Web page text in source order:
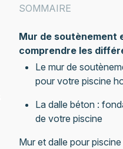
SOMMAIRE
Mur de soutènement
comprendre les
Le mur de
pour votre piscine
La dalle béton :
de votre piscine
Mur et dalle pour